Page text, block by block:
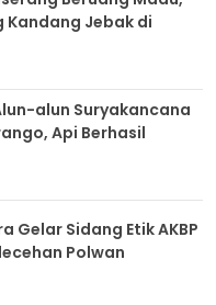
Kandang Jebak di
alun Suryakancana
Api Berhasil
Gelar Sidang Etik AKBP
Polwan